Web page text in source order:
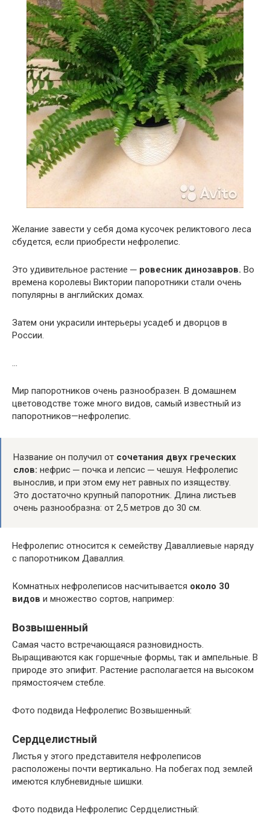
Желание завести у себя дома кусочек реликтового леса
сбудется, если приобрести нефролепис.
Это удивительное растение ─ ровесник динозавров. Во
времена королевы Виктории папоротники стали очень
популярны в английских домах.
Затем они украсили интерьеры усадеб и дворцов в
России.
…
Мир папоротников очень разнообразен. В домашнем
цветоводстве тоже много видов, самый известный из
папоротников—нефролепис.
Название он получил от сочетания двух греческих
слов: нефрис ─ почка и лепсис ─ чешуя. Нефролепис
вынослив, и при этом ему нет равных по изяществу.
Это достаточно крупный папоротник. Длина листьев
очень разнообразна: от 2,5 метров до 30 см.
Нефролепис относится к семейству Даваллиевые наряду
с папоротником Даваллия.
Комнатных нефролеписов насчитывается около 30
видов и множество сортов, например:
Возвышенный
Самая часто встречающаяся разновидность.
Выращиваются как горшечные формы, так и ампельные. В
природе это эпифит. Растение располагается на высоком
прямостоячем стебле.
Фото подвида Нефролепис Возвышенный:
Сердцелистный
Листья у этого представителя нефролеписов
расположены почти вертикально. На побегах под землей
имеются клубневидные шишки.
Фото подвида Нефролепис Сердцелистный: